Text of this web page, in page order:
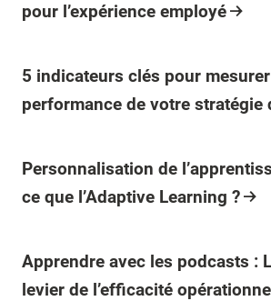
pour l’expérience employé
Article
5 indicateurs clés pour
performance de votre stratégie
Article
Personnalisation de
ce que l’Adaptive Learning ?
Article
Apprendre avec les podcasts :
levier de l’efficacité